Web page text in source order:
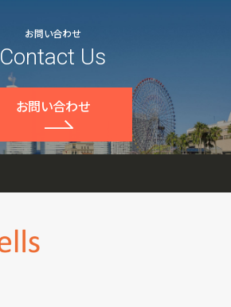
お問い合わせ
Contact Us
お問い合わせ